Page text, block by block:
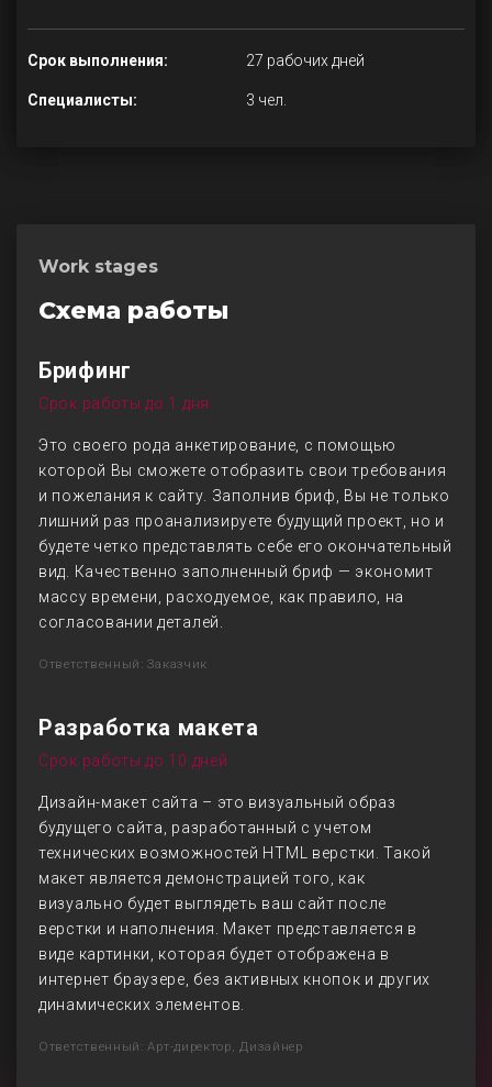
Срок выполнения: 27 рабочих дней
Специалисты: 3 чел.
Work stages
Схема работы
Брифинг
Срок работы до 1 дня
Это своего рода анкетирование, с помощью
которой Вы сможете отобразить свои требования
и пожелания к сайту. Заполнив бриф, Вы не только
лишний раз проанализируете будущий проект, но и
будете четко представлять себе его окончательный
вид. Качественно заполненный бриф — экономит
массу времени, расходуемое, как правило, на
согласовании деталей.
Ответственный: Заказчик
Разработка макета
Срок работы до 10 дней
Дизайн-макет сайта – это визуальный образ
будущего сайта, разработанный с учетом
технических возможностей HTML верстки. Такой
макет является демонстрацией того, как
визуально будет выглядеть ваш сайт после
верстки и наполнения. Макет представляется в
виде картинки, которая будет отображена в
интернет браузере, без активных кнопок и других
динамических элементов.
Ответственный: Арт-директор, Дизайнер